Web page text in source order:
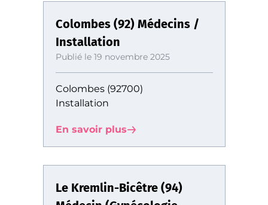
Colombes (92) Médecins /
Installation
Publié le 19 novembre 2025
Colombes (92700)
Installation
En savoir plus
Le Kremlin-Bicêtre (94)